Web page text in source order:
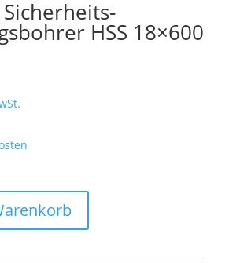
HSS 18×600